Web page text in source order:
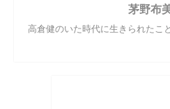
茅野布
高倉健のいた時代に生きられたこ